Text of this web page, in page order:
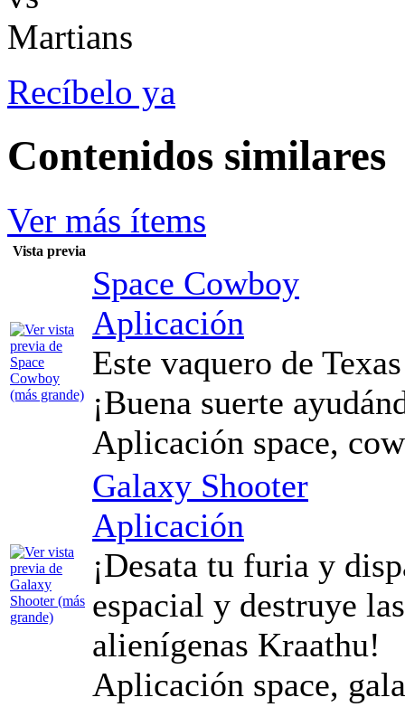
Recíbelo ya
Contenidos similares
Ver más ítems
Vista previa
Space Cowboy
Aplicación
Este vaquero de
¡Buena suerte
Aplicación space,
Galaxy Shooter
Aplicación
¡Desata tu furia y
espacial y destruye
alienígenas Kraathu!
Aplicación space,